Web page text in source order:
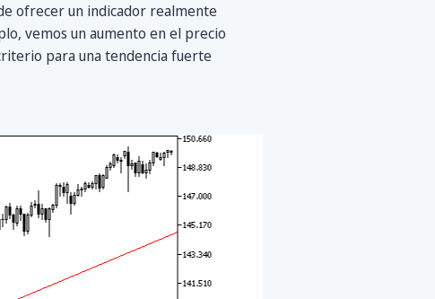
ofrecer un indicador realmente
vemos un aumento en el precio
para una tendencia fuerte